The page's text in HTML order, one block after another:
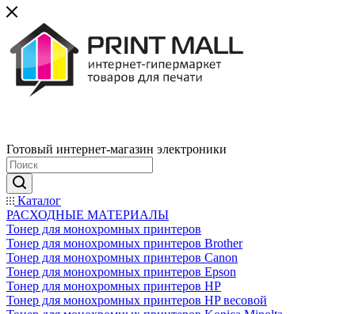
Готовый интернет-магазин электроники
Каталог
РАСХОДНЫЕ МАТЕРИАЛЫ
Тонер для монохромных принтеров
Тонер для монохромных принтеров Brother
Тонер для монохромных принтеров Canon
Тонер для монохромных принтеров Epson
Тонер для монохромных принтеров HP
Тонер для монохромных принтеров HP весовой